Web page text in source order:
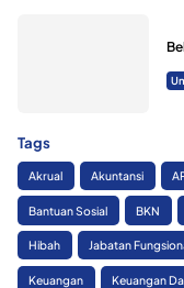
Tags
Akrual Akuntansi
Bantuan Sosial BKN
Hibah Jabatan
Keuangan Keuangan